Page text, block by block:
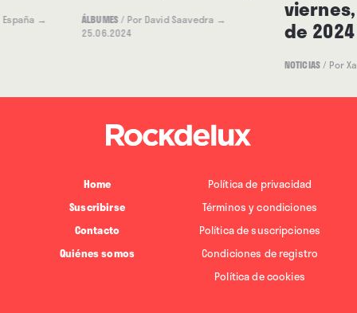
→ ÁLBUMES / Por David Saavedra →
25.06.2024
de 2024
NOTICIAS/ Por
Home
Suscribirse
Contacto
Quiénes somos
Política de privacidad
Términos y condiciones
Política de suscripciones
Condiciones de registro
Política de cookies